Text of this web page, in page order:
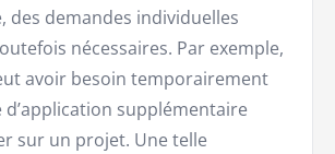
des demandes individuelles
nécessaires. Par exemple,
avoir besoin temporairement
d’application supplémentaire
sur un projet. Une telle